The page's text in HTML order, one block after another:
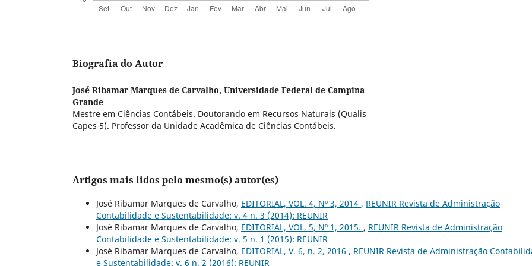
Biografia do Autor
José Ribamar Marques de Carvalho, Universidade Federal de Campina
Grande
Mestre em Ciências Contábeis. Doutorando em Recursos Naturais (Qualis
Capes 5). Professor da Unidade Acadêmica de Ciências Contábeis.
Artigos mais lidos pelo mesmo(s) autor(es)
José Ribamar Marques de Carvalho, EDITORIAL, VOL. 4, Nº 3, 2014 , REUNIR Revista de Administração
Contabilidade e Sustentabilidade: v. 4 n. 3 (2014): REUNIR
José Ribamar Marques de Carvalho, EDITORIAL, VOL. 5, Nº 1, 2015. , REUNIR Revista de Administração
Contabilidade e Sustentabilidade: v. 5 n. 1 (2015): REUNIR
José Ribamar Marques de Carvalho, EDITORIAL, V. 6, n. 2, 2016 , REUNIR Revista de Administração
e Sustentabilidade: v. 6 n. 2 (2016): REUNIR